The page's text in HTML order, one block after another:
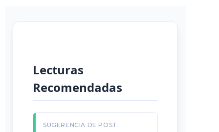
Lecturas
Recomendadas
SUGERENCIA DE POST: